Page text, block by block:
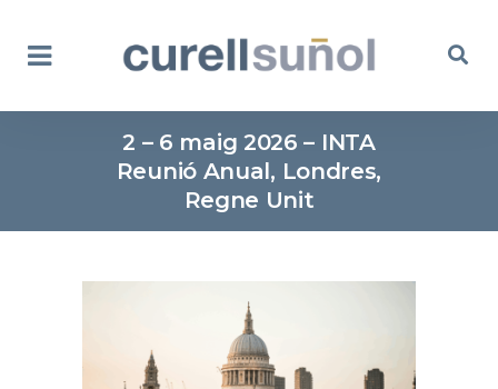
2 – 6 maig 2026 – INTA
Reunió Anual, Londres,
Regne Unit